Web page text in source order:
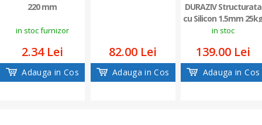
220 mm
in stoc furnizor
2.34 Lei
Adauga in Cos
82.00 Lei
Adauga in Cos
DURAZIV Structurata
cu Silicon 1.5mm
in stoc
139.00 Lei
Adauga in Cos